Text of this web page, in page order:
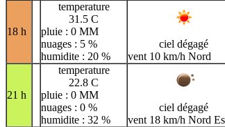
18 h
temperature
31.5 C
pluie : 0 MM
nuages : 5 %
humidite : 20 %
ciel dégagé
vent 10 km/h Nord
21 h
temperature
22.8 C
pluie : 0 MM
nuages : 0 %
humidite : 32 %
ciel dégagé
vent 18 km/h Nord